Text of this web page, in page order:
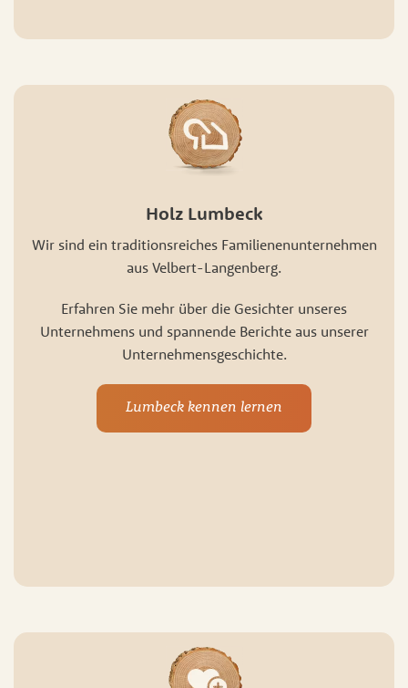
Holz Lumbeck
Wir sind ein traditionsreiches Familienenunternehmen
aus Velbert-Langenberg.
Erfahren Sie mehr über die Gesichter unseres
Unternehmens und spannende Berichte aus unserer
Unternehmensgeschichte.
Lumbeck kennen lernen